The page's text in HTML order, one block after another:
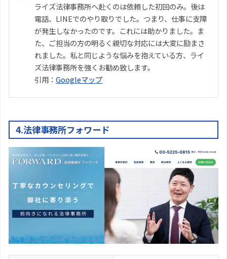
ライズ法律事務所へ赴くのは依頼した初回のみ。後は
電話、LINEでのやり取りでした。つまり、仕事に支障
が発生しなかったのです。これには助かりました。ま
た、ご担当の方の明るく親切な対応には大変に励まさ
れました。私と同じような悩みを抱えている方、ライ
ズ法律事務所を強くお勧め致します。
引用： Googleマップ
4.法律事務所フォワード